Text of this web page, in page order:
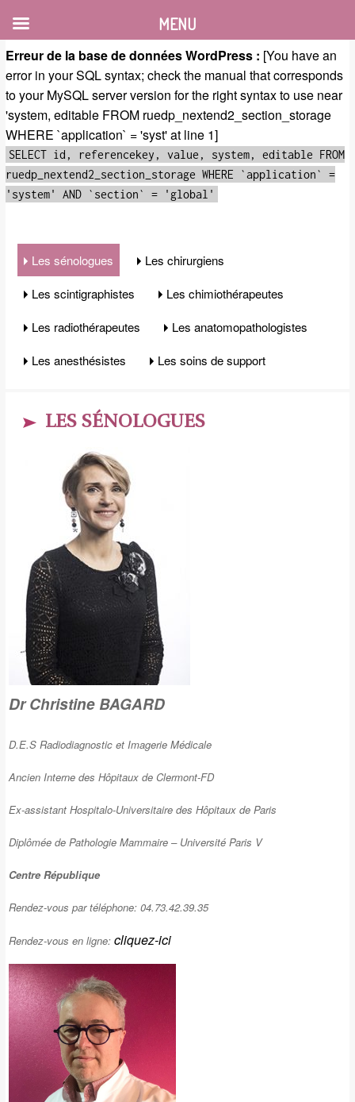
Erreur de la base de données WordPress : [You have an
error in your SQL syntax; check the manual that corresponds
to your MySQL server version for the right syntax to use near
'system, editable FROM ruedp_nextend2_section_storage
WHERE `application` = 'syst' at line 1]
SELECT id, referencekey, value, system, editable FROM
ruedp_nextend2_section_storage WHERE `application` =
'system' AND `section` = 'global'
Les sénologues
Les chirurgiens
Les scintigraphistes
Les chimiothérapeutes
Les radiothérapeutes
Les anatomopathologistes
Les anesthésistes
Les soins de support
LES SÉNOLOGUES
Dr Christine BAGARD
D.E.S Radiodiagnostic et Imagerie Médicale
Ancien Interne des Hôpitaux de Clermont-FD
Ex-assistant Hospitalo-Universitaire des Hôpitaux de Paris
Diplômée de Pathologie Mammaire – Université Paris V
Centre République
Rendez-vous par téléphone: 04.73.42.39.35
Rendez-vous en ligne:cliquez-ici
MENU